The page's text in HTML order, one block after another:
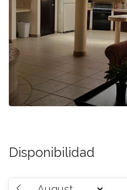
Disponibilidad